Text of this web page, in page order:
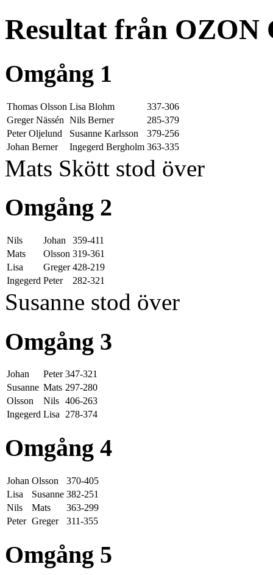
Resultat från OZON
Omgång 1
Thomas Olsson Lisa Blohm
337-306
Greger Nässén Nils Berner
285-379
Peter Oljelund
Susanne Karlsson
379-256
Johan Berner
Ingegerd Bergholm 363-335
Mats Skött stod över
Omgång 2
Nils Johan
359-411
Mats
Olsson 319-361
Lisa
Greger 428-219
Ingegerd Peter 282-321
Susanne stod över
Omgång 3
Johan Peter 347-321
Susanne Mats 297-280
Olsson
Nils 406-263
Ingegerd Lisa 278-374
Omgång 4
Johan Olsson
370-405
Lisa
Susanne 382-251
Nils
Mats
363-299
Peter Greger 311-355
Omgång 5